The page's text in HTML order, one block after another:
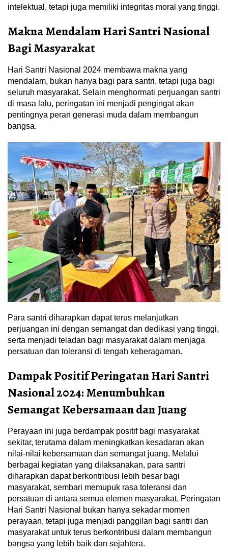
intelektual, tetapi juga memiliki integritas moral yang tinggi.
Makna Mendalam Hari Santri Nasional
Bagi Masyarakat
Hari Santri Nasional 2024 membawa makna yang
mendalam, bukan hanya bagi para santri, tetapi juga bagi
seluruh masyarakat. Selain menghormati perjuangan santri
di masa lalu, peringatan ini menjadi pengingat akan
pentingnya peran generasi muda dalam membangun
bangsa.
Para santri diharapkan dapat terus melanjutkan
perjuangan ini dengan semangat dan dedikasi yang tinggi,
serta menjadi teladan bagi masyarakat dalam menjaga
persatuan dan toleransi di tengah keberagaman.
Dampak Positif Peringatan Hari Santri
Nasional 2024: Menumbuhkan
Semangat Kebersamaan dan Juang
Perayaan ini juga berdampak positif bagi masyarakat
sekitar, terutama dalam meningkatkan kesadaran akan
nilai-nilai kebersamaan dan semangat juang. Melalui
berbagai kegiatan yang dilaksanakan, para santri
diharapkan dapat berkontribusi lebih besar bagi
masyarakat, sembari memupuk rasa toleransi dan
persatuan di antara semua elemen masyarakat. Peringatan
Hari Santri Nasional bukan hanya sekadar momen
perayaan, tetapi juga menjadi panggilan bagi santri dan
masyarakat untuk terus berkontribusi dalam membangun
bangsa yang lebih baik dan sejahtera.